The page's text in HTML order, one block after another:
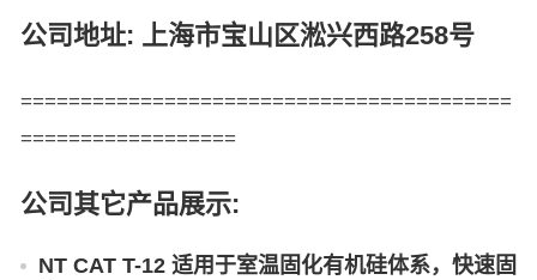
公司地址: 上海市宝山区淞兴西路258号
=========================================
==================
公司其它产品展示:
NT CAT T-12 适用于室温固化有机硅体系，快速固